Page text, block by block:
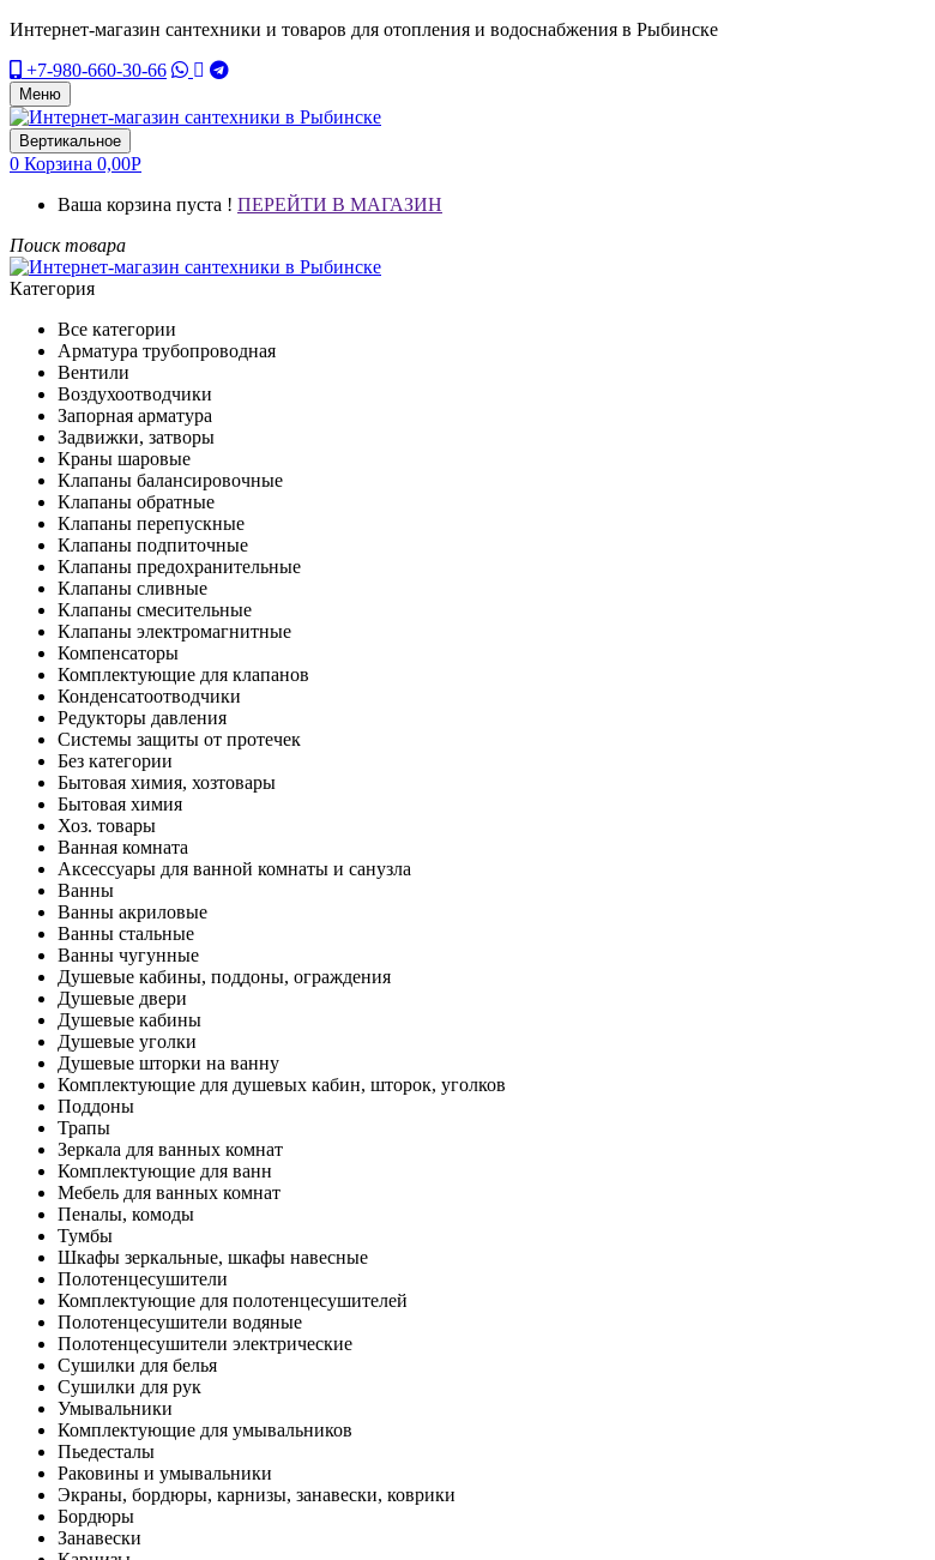
Интернет-магазин сантехники и товаров для отопления и водоснабжения в Рыбинске
+7-980-660-30-66
Меню
Вертикальное
0 Корзина 0,00Р
Ваша корзина пуста ! ПЕРЕЙТИ В МАГАЗИН
Поиск товара
Категория
Все категории
Арматура трубопроводная
Вентили
Воздухоотводчики
Запорная арматура
Задвижки, затворы
Краны шаровые
Клапаны балансировочные
Клапаны обратные
Клапаны перепускные
Клапаны подпиточные
Клапаны предохранительные
Клапаны сливные
Клапаны смесительные
Клапаны электромагнитные
Компенсаторы
Комплектующие для клапанов
Конденсатоотводчики
Редукторы давления
Системы защиты от протечек
Без категории
Бытовая химия, хозтовары
Бытовая химия
Хоз. товары
Ванная комната
Аксессуары для ванной комнаты и санузла
Ванны
Ванны акриловые
Ванны стальные
Ванны чугунные
Душевые кабины, поддоны, ограждения
Душевые двери
Душевые кабины
Душевые уголки
Душевые шторки на ванну
Комплектующие для душевых кабин, шторок, уголков
Поддоны
Трапы
Зеркала для ванных комнат
Комплектующие для ванн
Мебель для ванных комнат
Пеналы, комоды
Тумбы
Шкафы зеркальные, шкафы навесные
Полотенцесушители
Комплектующие для полотенцесушителей
Полотенцесушители водяные
Полотенцесушители электрические
Сушилки для белья
Сушилки для рук
Умывальники
Комплектующие для умывальников
Пьедесталы
Раковины и умывальники
Экраны, бордюры, карнизы, занавески, коврики
Бордюры
Занавески